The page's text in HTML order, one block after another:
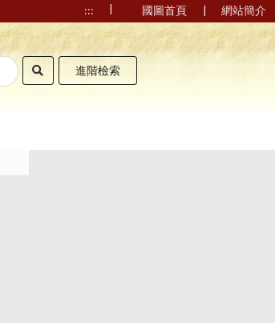
::: | 國圖首頁 | 網站簡介
進階檢索